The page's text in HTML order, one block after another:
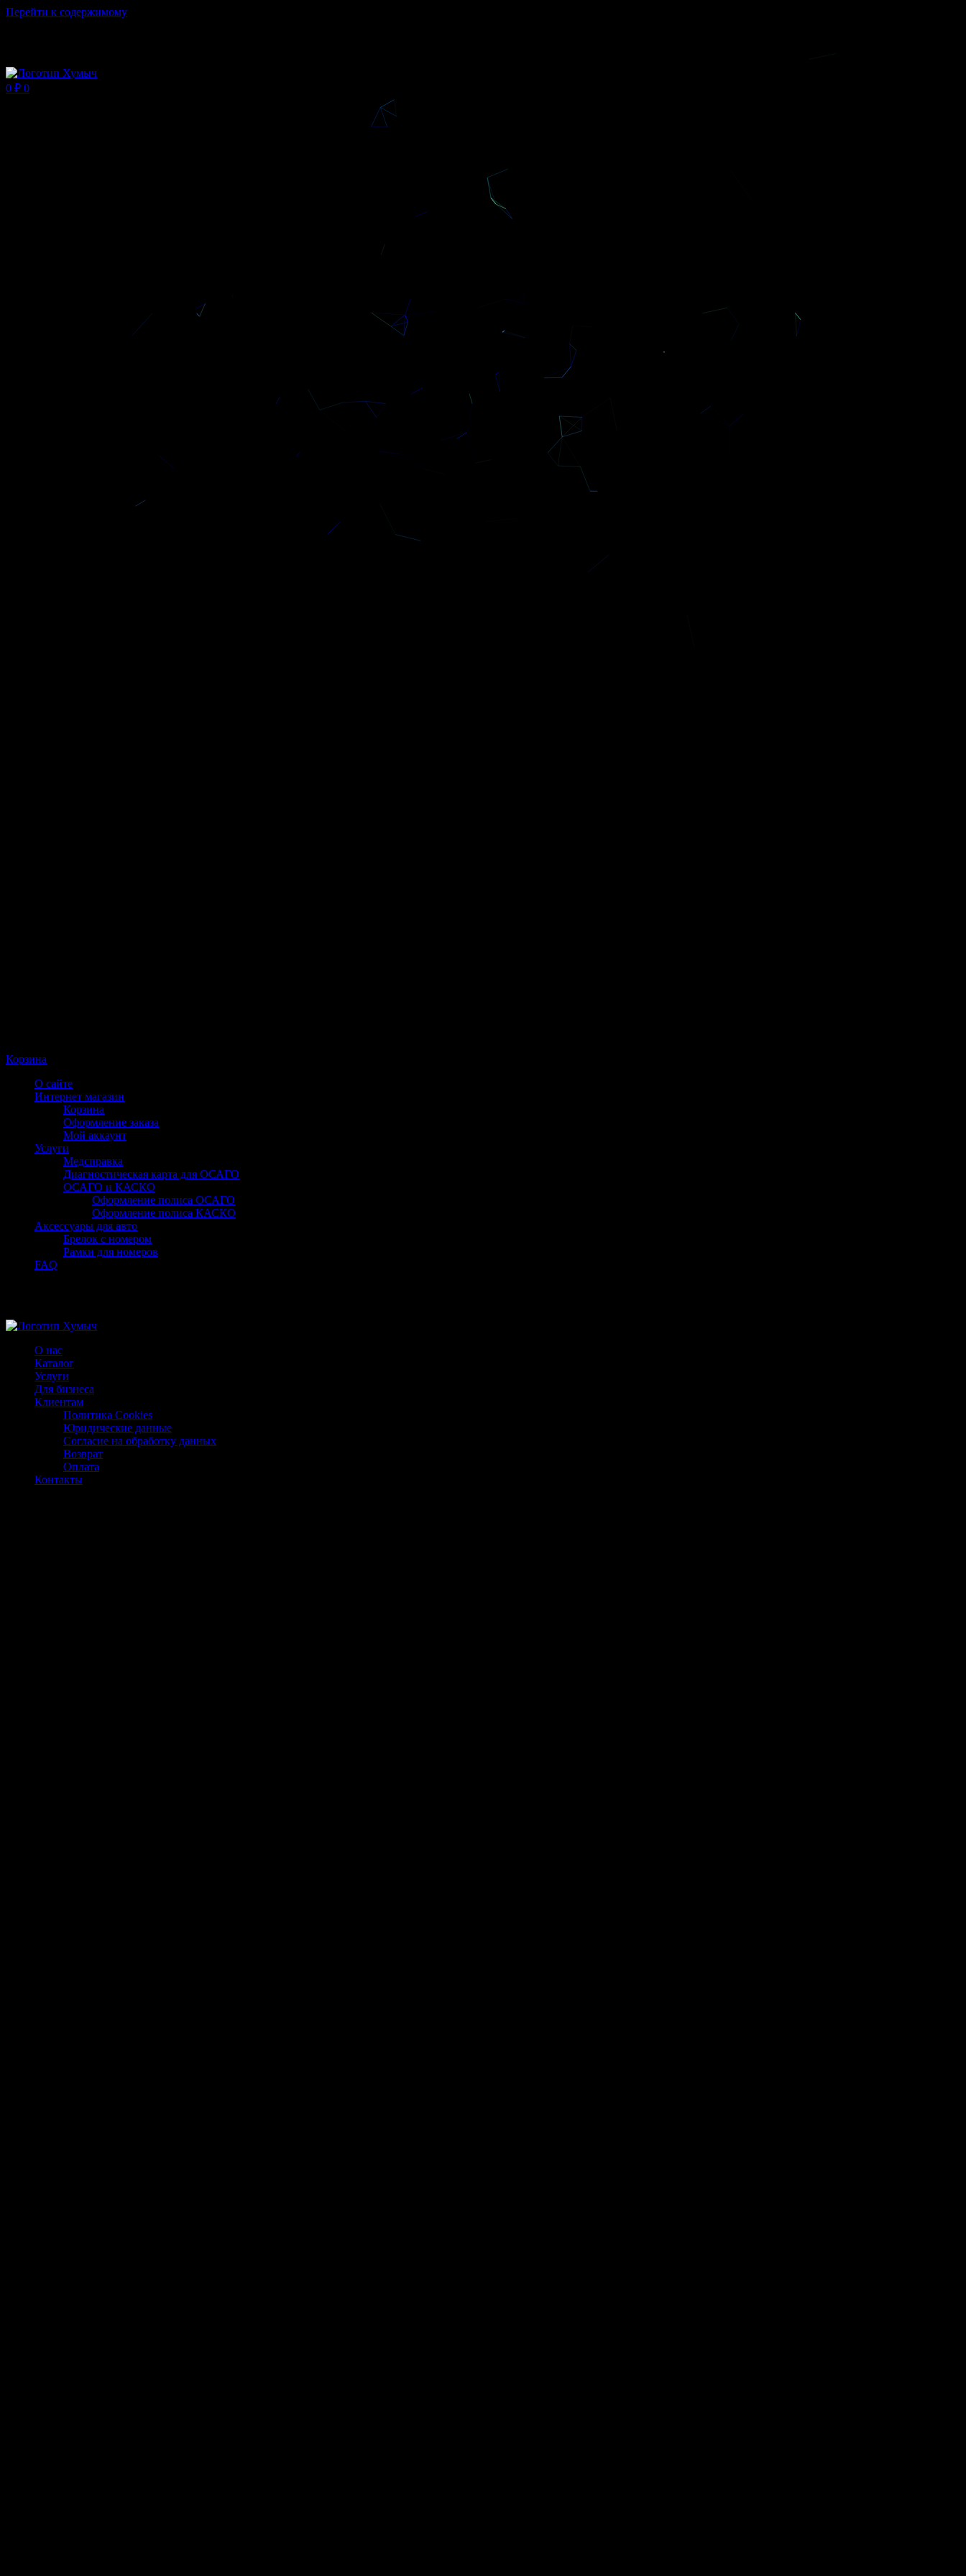
Перейти к содержимому
0 ₽ 0
Корзина
О сайте
Интернет магазин
Корзина
Оформление заказа
Мой аккаунт
Услуги
Медсправка
Диагностическая карта для ОСАГО
ОСАГО и КАСКО
Оформление полиса ОСАГО
Оформление полиса КАСКО
Аксессуары для авто
Брелок с номером
Рамки для номеров
FAQ
О нас
Каталог
Услуги
Для бизнеса
Клиентам
Политика Cookies
Юридические данные
Согласие на обработку данных
Возврат
Оплата
Контакты